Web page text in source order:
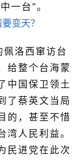
一台”。
洛西窜访台
给整个台海蒙
中国保卫领土
了蔡英文当局
的，甚至不惜
人民利益。
民进党在此次